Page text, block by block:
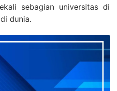
sebagian universitas di
dunia.